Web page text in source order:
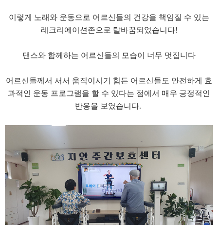
이렇게 노래와 운동으로 어르신들의 건강을 책임질 수 있는
레크리에이션존으로 탈바꿈되었습니다!
댄스와 함께하는 어르신들의 모습이 너무 멋집니다
​어르신들께서 서서 움직이시기 힘든 어르신들도 안전하게 효
과적인 운동 프로그램을 할 수 있다는 점에서 매우 긍정적인
반응을 보였습니다.